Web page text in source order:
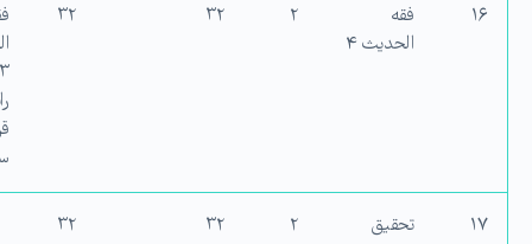
۱۶
فقه
الحدیث ۴
۲ ۳۲ ۳۲
۳،
۱۷
تحقیق
۲ ۳۲ ۳۲